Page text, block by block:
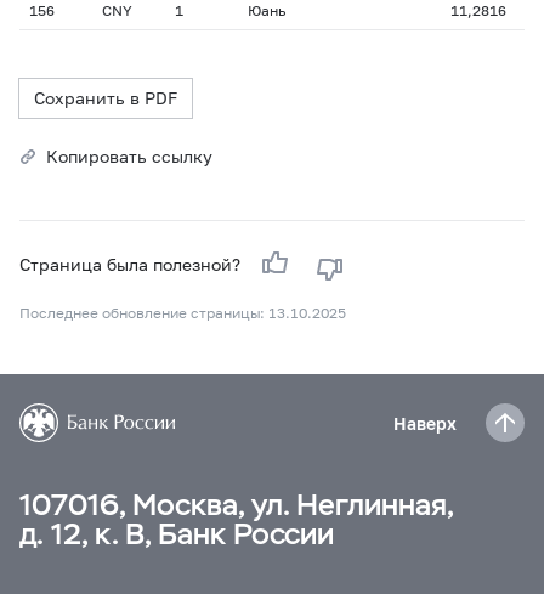
156 CNY 1 Юань 11,2816
Сохранить в PDF
Копировать ссылку
Страница была полезной?
Последнее обновление страницы: 13.10.2025
Наверх
107016, Москва, ул. Неглинная,
д. 12, к. В, Банк России